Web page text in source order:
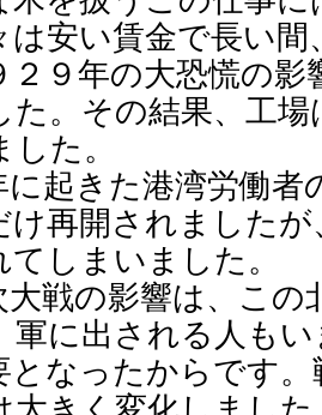
は安い賃金で長い
９年の大恐慌の影
た。その結果、工
た。
起きた港湾労働者
け再開されました
しまいました。
戦の影響は、この
軍に出される人も
となったからです